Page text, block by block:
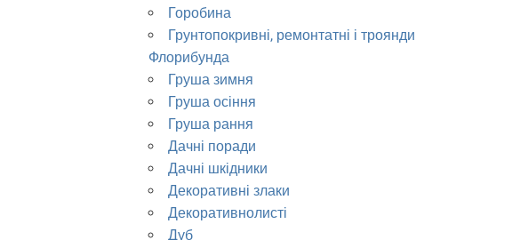
Горобина
Грунтопокривні, ремонтатні і троянди
Флорибунда
Груша зимня
Груша осіння
Груша рання
Дачні поради
Дачні шкідники
Декоративні злаки
Декоративнолисті
Дуб